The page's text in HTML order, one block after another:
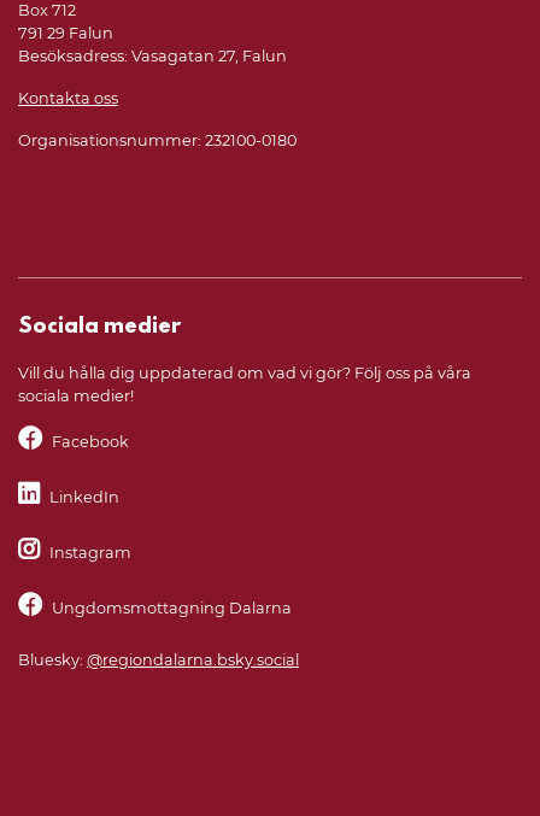
Box 712
791 29 Falun
Besöksadress: Vasagatan 27, Falun
Kontakta oss
Organisationsnummer: 232100-0180
Sociala medier
Vill du hålla dig uppdaterad om vad vi gör? Följ oss på våra
sociala medier!
Facebook
LinkedIn
Instagram
Ungdomsmottagning Dalarna
Bluesky: @regiondalarna.bsky.social